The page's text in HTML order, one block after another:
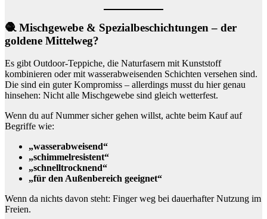
🧶 Mischgewebe & Spezialbeschichtungen – der
goldene Mittelweg?
Es gibt Outdoor-Teppiche, die Naturfasern mit Kunststoff
kombinieren oder mit wasserabweisenden Schichten versehen sind.
Die sind ein guter Kompromiss – allerdings musst du hier genau
hinsehen: Nicht alle Mischgewebe sind gleich wetterfest.
Wenn du auf Nummer sicher gehen willst, achte beim Kauf auf
Begriffe wie:
„wasserabweisend“
„schimmelresistent“
„schnelltrocknend“
„für den Außenbereich geeignet“
Wenn da nichts davon steht: Finger weg bei dauerhafter Nutzung im
Freien.